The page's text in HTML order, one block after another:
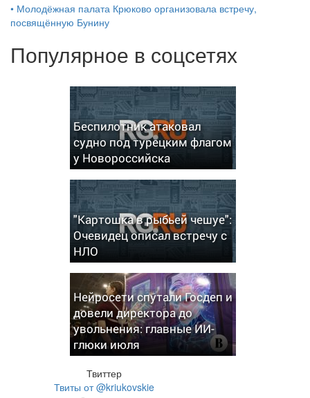
• Молодёжная палата Крюково организовала встречу,
посвящённую Бунину
Популярное в соцсетях
Беспилотник атаковал
судно под турецким флагом
у Новороссийска
"Картошка в рыбьей чешуе":
Очевидец описал встречу с
НЛО
Нейросети спутали Госдеп и
довели директора до
увольнения: главные ИИ-
глюки июля
Твиттер
Твиты от @kriukovskie